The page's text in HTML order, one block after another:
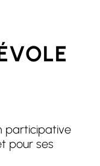
participative
pour ses